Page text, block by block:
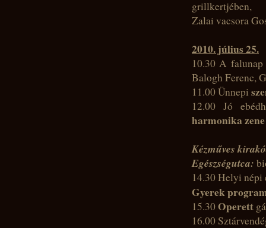
grillkertjében,
Zalai vacsora
2010. július 25.
10.30 A
Balogh Ferenc,
11.00 Ünnepi
12.00 Jó
harmonika zene
Kézműves
Egészségutca:
14.30 Helyi népi
Gyerek
15.30Operett
16.00